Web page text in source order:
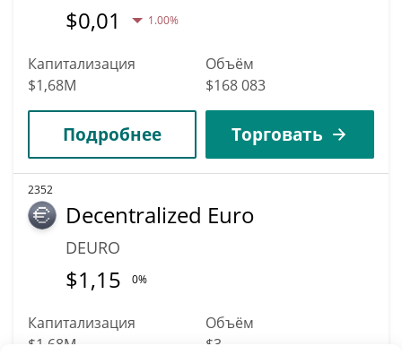
$0,01 1.00%
Капитализация
$1,68M
Объём
$168 083
Подробнее Торговать
2352
Decentralized Euro
DEURO
$1,15 0%
Капитализация
$1,68M
Объём
$3